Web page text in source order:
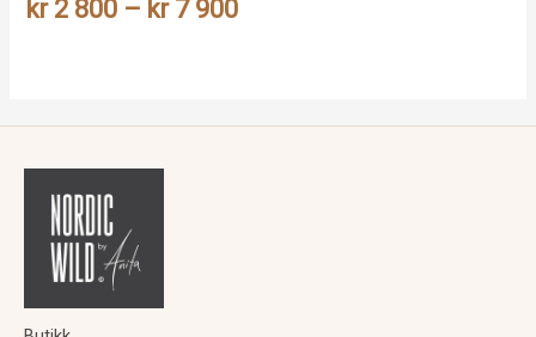
kr2 800 – kr7 900Prisområde: